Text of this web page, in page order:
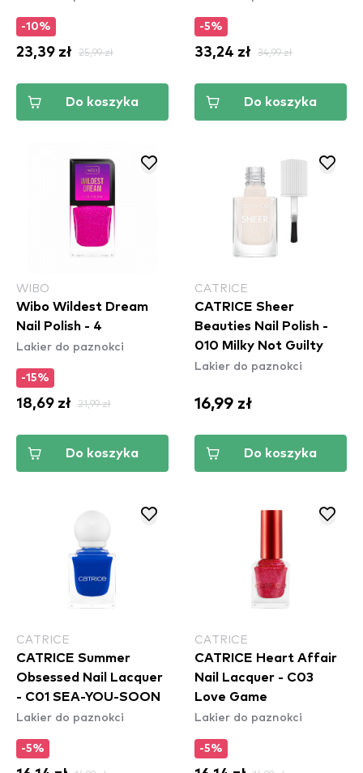
-10%
23,39 zł 25,99 zł
Do koszyka
-5%
33,24 zł 34,99 zł
Do koszyka
WIBO
Wibo Wildest Dream
Nail Polish - 4
Lakier do paznokci
-15%
18,69 zł 21,99 zł
Do koszyka
CATRICE
CATRICE Sheer
Beauties Nail Polish -
010 Milky Not Guilty
Lakier do paznokci
16,99 zł
Do koszyka
CATRICE
CATRICE Summer
Obsessed Nail Lacquer
- C01 SEA-YOU-SOON
Lakier do paznokci
-5%
CATRICE
CATRICE Heart Affair
Nail Lacquer - C03
Love Game
Lakier do paznokci
-5%